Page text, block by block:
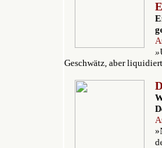
»
Geschwätz, aber